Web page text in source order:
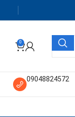
0
09048824572